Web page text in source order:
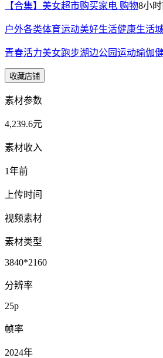
【合集】美女超市购买家电 购物8小
户外各类体育运动美好生活健康生活
青春活力美女跑步湖边公园运动瑜伽
收藏店铺
素材参数
4,239.6元
素材收入
1年前
上传时间
视频素材
素材类型
3840*2160
分辨率
25p
帧率
2024年